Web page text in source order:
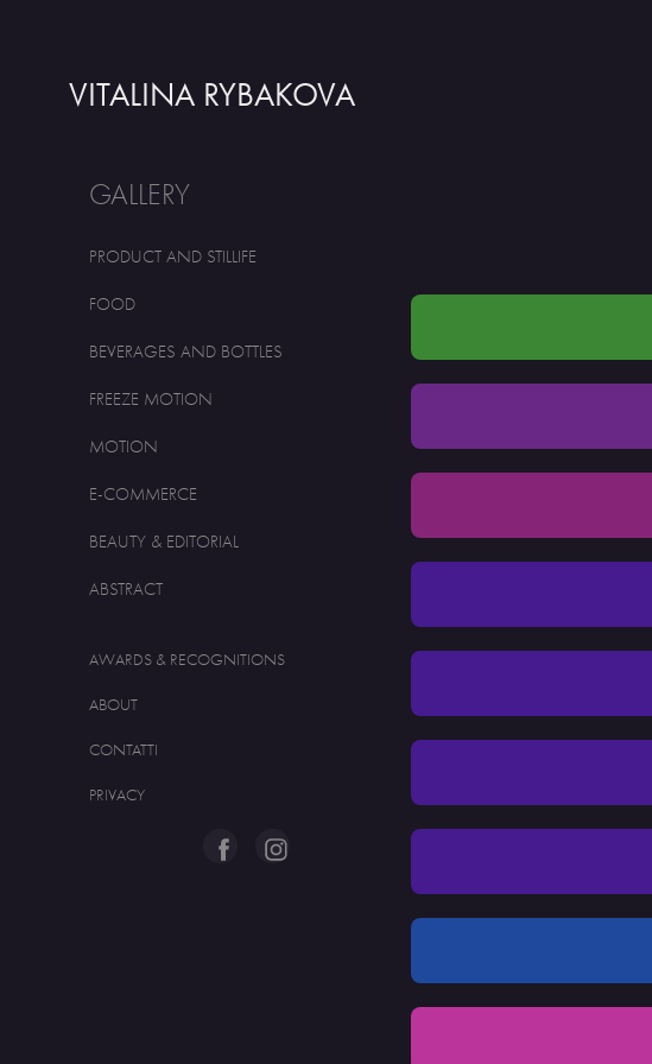
VITALINA RYBAKOVA
GALLERY
PRODUCT AND STILLIFE
FOOD
BEVERAGES AND BOTTLES
FREEZE MOTION
MOTION
E-COMMERCE
BEAUTY & EDITORIAL
ABSTRACT
AWARDS & RECOGNITIONS
ABOUT
CONTATTI
PRIVACY